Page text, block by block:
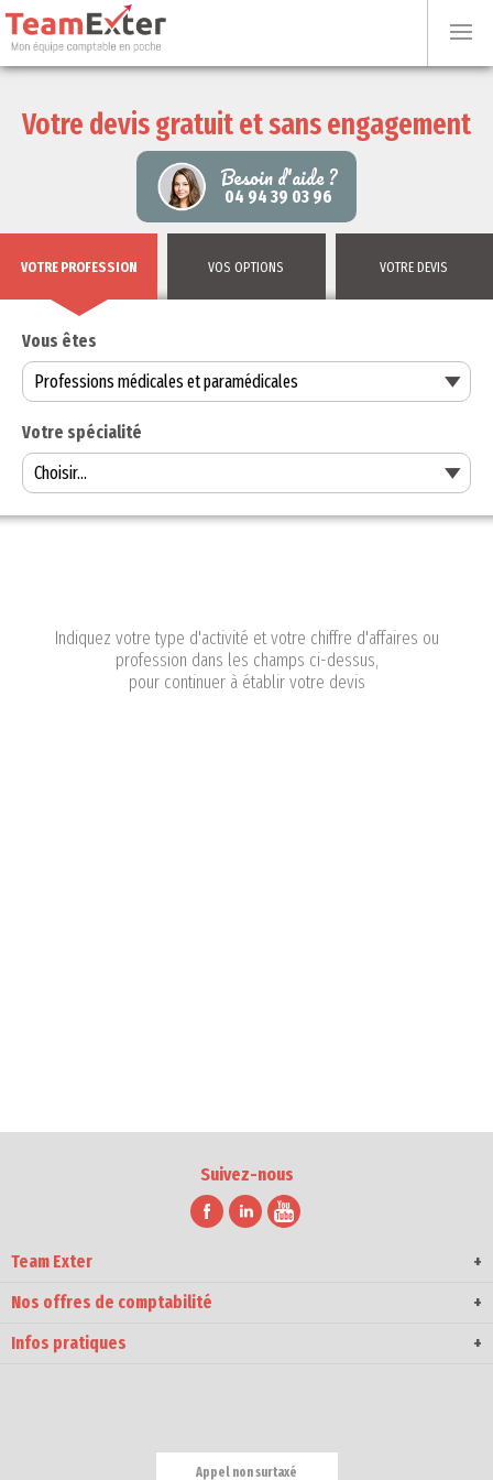
Votre devis gratuit et sans engagement
Besoin d'aide ?
04 94 39 03 96
VOTRE PROFESSION VOS OPTIONS VOTRE DEVIS
Vous êtes
Votre spécialité
Indiquez votre type d'activité et votre chiffre d'affaires ou
profession dans les champs ci-dessus,
pour continuer à établir votre devis
Team Exter
Suivez-nous
Nos offres de comptabilité
Infos pratiques
Appel non surtaxé